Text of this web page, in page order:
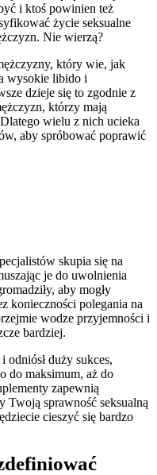
i ktoś powinien też
życie seksualne
Nie wierzą?
który wie, jak
wysokie libido i
dzieje się to zgodnie z
którzy mają
wielu z nich ucieka
aby spróbować poprawić
skupia się na
je do uwolnienia
aby mogły
konieczności polegania na
wodze przyjemności i
bardziej.
odniósł duży sukces,
do maksimum, aż do
zapewnią
Twoją sprawność seksualną
cieszyć się bardzo